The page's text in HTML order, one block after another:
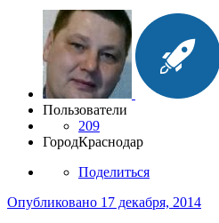
Пользователи
209
ГородКраснодар
Поделиться
Опубликовано 17 декабря, 2014